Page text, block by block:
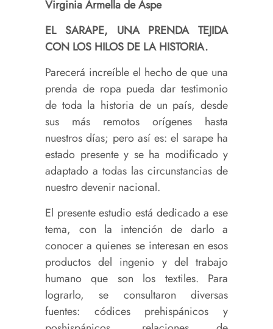
Virginia Armella de Aspe
EL SARAPE, UNA PRENDA TEJIDA
CON LOS HILOS DE LA HISTORIA.
Parecerá increíble el hecho de que una
prenda de ropa pueda dar testimonio
de toda la historia de un país, desde
sus más remotos orígenes hasta
nuestros días; pero así es: el sarape ha
estado presente y se ha modificado y
adaptado a todas las circunstancias de
nuestro devenir nacional.
El presente estudio está dedicado a ese
tema, con la intención de darlo a
conocer a quienes se interesan en esos
productos del ingenio y del trabajo
humano que son los textiles. Para
lograrlo, se consultaron diversas
fuentes: códices prehispánicos y